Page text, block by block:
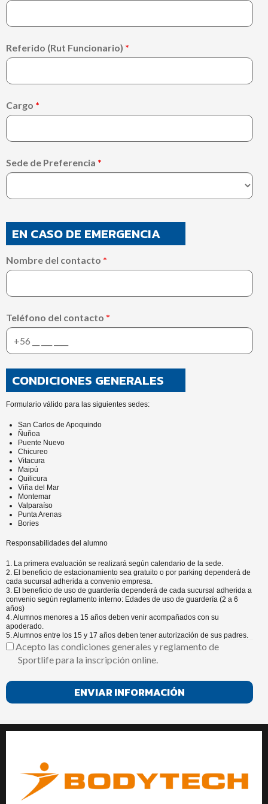
Referido (Rut Funcionario) *
Cargo *
Sede de Preferencia *
EN CASO DE EMERGENCIA
Nombre del contacto *
Teléfono del contacto *
CONDICIONES GENERALES
Formulario válido para las siguientes sedes:
San Carlos de Apoquindo
Ñuñoa
Puente Nuevo
Chicureo
Vitacura
Maipú
Quilicura
Viña del Mar
Montemar
Valparaíso
Punta Arenas
Bories
Responsabilidades del alumno
1. La primera evaluación se realizará según calendario de la sede.
2. El beneficio de estacionamiento sea gratuito o por parking dependerá de
cada sucursal adherida a convenio empresa.
3. El beneficio de uso de guardería dependerá de cada sucursal adherida a
convenio según reglamento interno: Edades de uso de guardería (2 a 6
años)
4. Alumnos menores a 15 años deben venir acompañados con su
apoderado.
5. Alumnos entre los 15 y 17 años deben tener autorización de sus padres.
6. Es responsabilidad del alumno asistir con: Toallas.
7. Candado para locker's (uso diario).
Lunes a jueves de 9.00 a 17.30 horas y el viernes de 9.00 a 16.00 horas.
Las personas que se inscriban despuén del horario indicado serán
de su empresa (llámese Bienestar o Beneficios).
Acepto las condiciones generales y reglamento de
Acepto las condiciones generales y reglamento de
Sportlife para la inscripción online.